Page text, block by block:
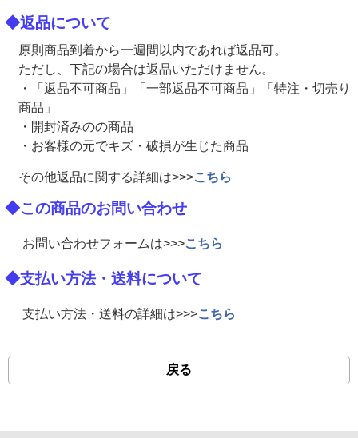
◆返品について
原則商品到着から一週間以内であれば返品可。
ただし、下記の場合は返品いただけません。
・「返品不可商品」「一部返品不可商品」「特注・切売り
商品」
・開封済みのの商品
・お客様の元でキズ・破損が生じた商品
その他返品に関する詳細は>>>こちら
◆この商品のお問い合わせ
お問い合わせフォームは>>>こちら
◆支払い方法・送料について
支払い方法・送料の詳細は>>>こちら
戻る